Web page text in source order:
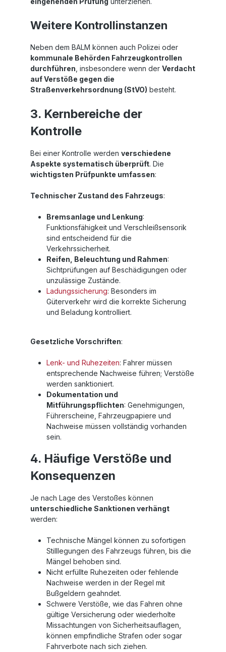
Weitere Kontrollinstanzen
Neben dem BALM können auch Polizei oder
kommunale Behörden Fahrzeugkontrollen
durchführen , insbesondere wenn der Verdacht
auf Verstöße gegen die
Straßenverkehrsordnung (StVO) besteht.
3. Kernbereiche der
Kontrolle
Bei einer Kontrolle werden verschiedene
Aspekte systematisch überprüft. Die
wichtigsten Prüfpunkte umfassen:
Technischer Zustand des Fahrzeugs:
Bremsanlage und Lenkung:
Funktionsfähigkeit und Verschleißsensorik
sind entscheidend für die
Verkehrssicherheit.
Reifen, Beleuchtung und Rahmen:
Sichtprüfungen auf Beschädigungen oder
unzulässige Zustände.
Ladungssicherung: Besonders im
Güterverkehr wird die korrekte Sicherung
und Beladung kontrolliert.
Gesetzliche Vorschriften:
Lenk- und Ruhezeiten: Fahrer müssen
entsprechende Nachweise führen; Verstöße
werden sanktioniert.
Dokumentation und
Mitführungspflichten: Genehmigungen,
Führerscheine, Fahrzeugpapiere und
Nachweise müssen vollständig vorhanden
sein.
4. Häufige Verstöße und
Konsequenzen
Je nach Lage des Verstoßes können
unterschiedliche Sanktionen verhängt
werden:
Technische Mängel können zu sofortigen
Stilllegungen des Fahrzeugs führen, bis die
Mängel behoben sind.
Nicht erfüllte Ruhezeiten oder fehlende
Nachweise werden in der Regel mit
Bußgeldern geahndet.
Schwere Verstöße, wie das Fahren ohne
gültige Versicherung oder wiederholte
Missachtungen von Sicherheitsauflagen,
können empfindliche Strafen oder sogar
Fahrverbote nach sich ziehen.